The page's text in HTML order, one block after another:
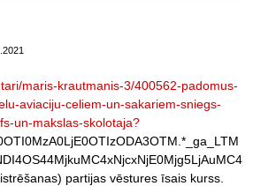
maris-krautmanis-3/400562-padomus-
aviaciju-celiem-un-sakariem-sniegs-
un-makslas-skolotaja?
partijas vēstures īsais kurss.